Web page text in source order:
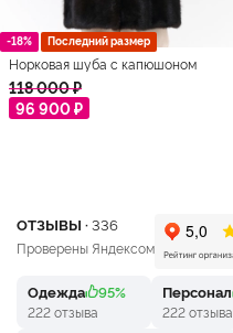
-18% Последний размер
Норковая шуба с капюшоном
118 000 ₽
96 900 ₽
ОТЗЫВЫ ·336
Проверены Яндексом
Одежда 95%
222 отзыва
Персонал
222 отзыва